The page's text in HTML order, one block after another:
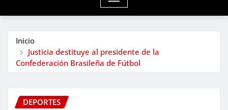
Inicio
Justicia destituye al presidente de la
Confederación Brasileña de Fútbol
DEPORTES